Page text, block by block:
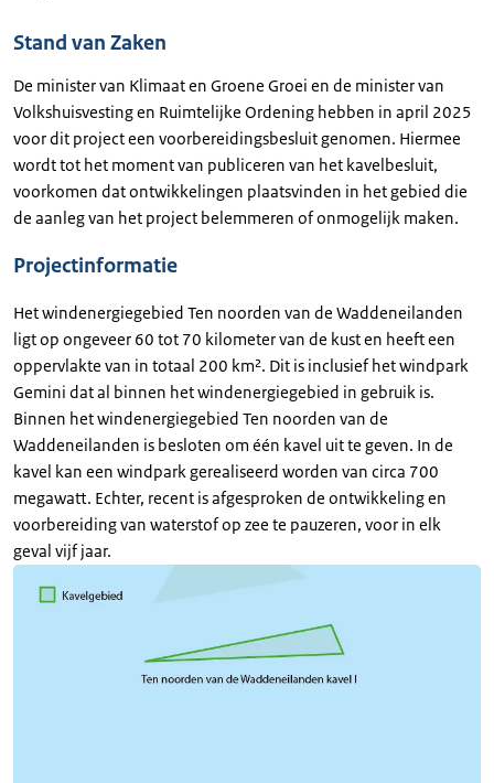
Stand van Zaken
De minister van Klimaat en Groene Groei en de minister van
Volkshuisvesting en Ruimtelijke Ordening hebben in april 2025
voor dit project een voorbereidingsbesluit genomen. Hiermee
wordt tot het moment van publiceren van het kavelbesluit,
voorkomen dat ontwikkelingen plaatsvinden in het gebied die
de aanleg van het project belemmeren of onmogelijk maken.
Projectinformatie
Het windenergiegebied Ten noorden van de Waddeneilanden
ligt op ongeveer 60 tot 70 kilometer van de kust en heeft een
oppervlakte van in totaal 200 km². Dit is inclusief het windpark
Gemini dat al binnen het windenergiegebied in gebruik is.
Binnen het windenergiegebied Ten noorden van de
Waddeneilanden is besloten om één kavel uit te geven. In de
kavel kan een windpark gerealiseerd worden van circa 700
megawatt. Echter, recent is afgesproken de ontwikkeling en
voorbereiding van waterstof op zee te pauzeren, voor in elk
geval vijf jaar.